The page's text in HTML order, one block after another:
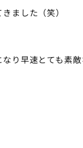
ました（笑）
り早速とても素